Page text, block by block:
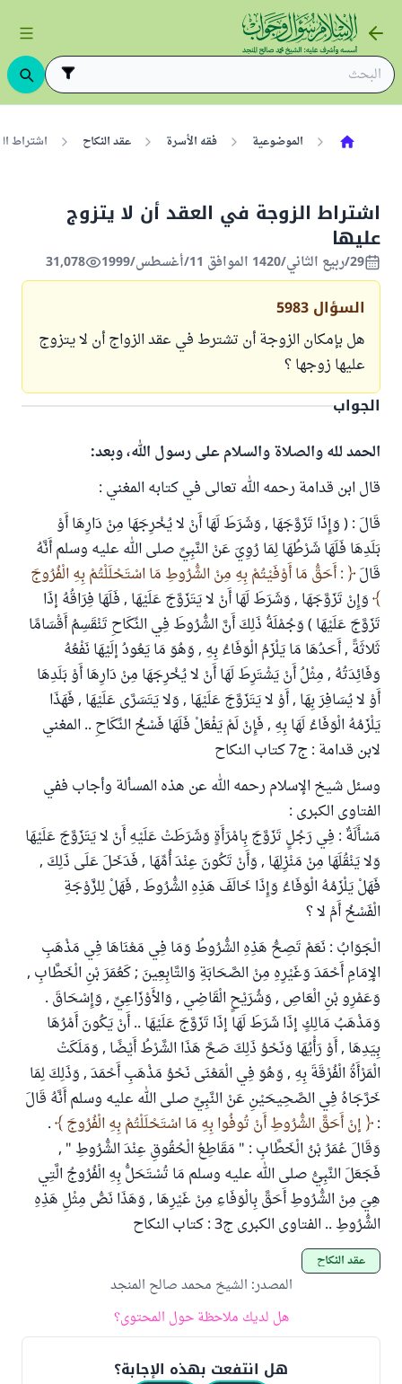
الموضوعية فقه الأسرة عقد النكاح اشتراط
اشتراط الزوجة في العقد أن لا يتزوج
عليها
29/ربيع الثاني/1420 الموافق 11/أغسطس/1999 31,078
السؤال 5983
هل بإمكان الزوجة أن تشترط في عقد الزواج أن لا يتزوج
عليها زوجها ؟
الجواب
الحمد لله والصلاة والسلام على رسول الله، وبعد:
قال ابن قدامة رحمه الله تعالى في كتابه المغني :
قَالَ : ( وَإِذَا تَزَوَّجَهَا , وَشَرَطَ لَهَا أَنْ لا يُخْرِجَهَا مِنْ دَارِهَا أَوْ
بَلَدِهَا فَلَهَا شَرْطُهَا لِمَا رُوِيَ عَنْ النَّبِيِّ صلى الله عليه وسلم أَنَّهُ
قَالَ
: أَحَقُّ مَا أَوْفَيْتُمْ بِهِ مِنْ الشُّرُوطِ مَا اسْتَحْلَلْتُمْ بِهِ الْفُرُوجَ
وَإِنْ تَزَوَّجَهَا , وَشَرَطَ لَهَا أَنْ لا يَتَزَوَّجَ عَلَيْهَا , فَلَهَا فِرَاقُهُ إذَا
تَزَوَّجَ عَلَيْهَا ) وَجُمْلَةُ ذَلِكَ أَنَّ الشُّرُوطَ فِي النِّكَاحِ تَنْقَسِمُ أَقْسَامًا
ثَلاثَةً , أَحَدُهَا مَا يَلْزَمُ الْوَفَاءُ بِهِ , وَهُوَ مَا يَعُودُ إلَيْهَا نَفْعُهُ
وَفَائِدَتُهُ , مِثْلُ أَنْ يَشْتَرِطَ لَهَا أَنْ لا يُخْرِجَهَا مِنْ دَارِهَا أَوْ بَلَدِهَا
أَوْ لا يُسَافِرَ بِهَا , أَوْ لا يَتَزَوَّجَ عَلَيْهَا , وَلا يَتَسَرَّى عَلَيْهَا , فَهَذَا
يَلْزَمُهُ الْوَفَاءُ لَهَا بِهِ , فَإِنْ لَمْ يَفْعَلْ فَلَهَا فَسْخُ النِّكَاحِ .. المغني
لابن قدامة : ج7 كتاب النكاح
وسئل شيخ الإسلام رحمه الله عن هذه المسألة وأجاب ففي
الفتاوى الكبرى :
مَسْأَلَةٌ : فِي رَجُلٍ تَزَوَّجَ بِامْرَأَةٍ وَشَرَطَتْ عَلَيْهِ أَنْ لا يَتَزَوَّجَ عَلَيْهَا
وَلا يَنْقُلَهَا مِنْ مَنْزِلِهَا , وَأَنْ تَكُونَ عِنْدَ أُمِّهَا , فَدَخَلَ عَلَى ذَلِكَ ,
فَهَلْ يَلْزَمُهُ الْوَفَاءُ وَإِذَا خَالَفَ هَذِهِ الشُّرُوطَ , فَهَلْ لِلزَّوْجَةِ
الْفَسْخُ أَمْ لا ؟
الْجَوَابُ : نَعَمْ تَصِحُّ هَذِهِ الشُّرُوطُ وَمَا فِي مَعْنَاهَا فِي مَذْهَبِ
الإِمَامِ أَحْمَدَ وَغَيْرِهِ مِنْ الصَّحَابَةِ وَالتَّابِعِينَ ; كَعُمَرَ بْنِ الْخَطَّابِ ,
وَعَمْرِو بْنِ الْعَاصِ , وَشُرَيْحٍ الْقَاضِي , وَالأَوْزَاعِيِّ , وَإِسْحَاقَ .
وَمَذْهَبُ مَالِكٍ إذَا شَرَطَ لَهَا إذَا تَزَوَّجَ عَلَيْهَا .. أَنْ يَكُونَ أَمْرُهَا
بِيَدِهَا , أَوْ رَأْيُهَا وَنَحْوُ ذَلِكَ صَحَّ هَذَا الشَّرْطُ أَيْضًا , وَمَلَكَتْ
الْمَرْأَةُ الْفُرْقَةَ بِهِ , وَهُوَ فِي الْمَعْنَى نَحْوُ مَذْهَبِ أَحْمَدَ , وَذَلِكَ لِمَا
خَرَّجَاهُ فِي الصَّحِيحَيْنِ عَنْ النَّبِيِّ صلى الله عليه وسلم أَنَّهُ قَالَ
:
إنْ أَحَقَّ الشُّرُوطِ أَنْ تُوفُوا بِهِ مَا اسْتَحْلَلْتُمْ بِهِ الْفُرُوجَ
.
وَقَالَ عُمَرُ بْنُ الْخَطَّابِ : " مَقَاطِعُ الْحُقُوقِ عِنْدَ الشُّرُوطِ " ,
فَجَعَلَ النَّبِيُّ صلى الله عليه وسلم مَا تُسْتَحَلُّ بِهِ الْفُرُوجُ الَّتِي
هِيَ مِنْ الشُّرُوطِ أَحَقَّ بِالْوَفَاءِ مِنْ غَيْرِهَا , وَهَذَا نَصُّ مِثْلِ هَذِهِ
الشُّرُوطِ .. الفتاوى الكبرى ج3 : كتاب النكاح
عقد النكاح
المصدر: الشيخ محمد صالح المنجد
هل لديك ملاحظة حول المحتوى؟
هل انتفعت بهذه الإجابة؟